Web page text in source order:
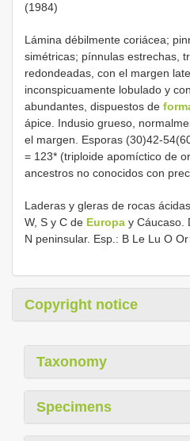
(1984)
Lámina débilmente coriácea;
simétricas; pínnulas estrechas,
redondeadas, con el margen
inconspicuamente lobulado y
abundantes, dispuestos de
ápice. Indusio grueso,
el margen. Esporas (30)42-
= 123* (triploide apomíctico de
ancestros no conocidos con
Laderas y gleras de rocas
W, S y C de Europa y Cáucaso.
N peninsular. Esp.: B Le Lu O Or
Copyright notice
Taxonomy
Specimens